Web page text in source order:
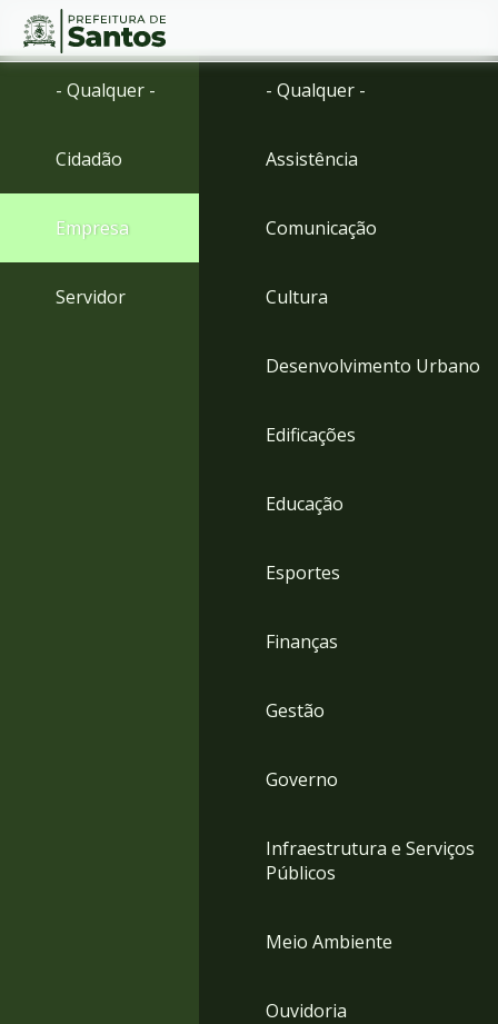
Ir
Ir
menu
Conteúdo
- Qualquer -
Cidadão
Empresa
Servidor
- Qualquer -
Assistência
Comunicação
Cultura
Desenvolvimento Urbano
Edificações
Educação
Esportes
Finanças
Gestão
Governo
Infraestrutura e Serviços
Públicos
Meio Ambiente
Ouvidoria